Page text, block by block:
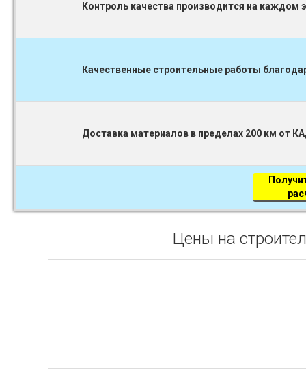
Контроль качества производится на
Качественные строительные работы
Доставка материалов в пределах 200 км от
Цены на